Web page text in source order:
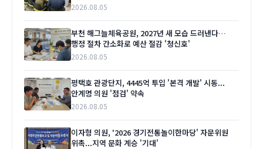
2026.08.05
부천 해그늘체육공원, 2027년 새 모습 드러낸다…
행정 절차 간소화로 예산 절감 '청신호'
2026.08.05
평택호 관광단지, 4445억 투입 '본격 개발' 시동...
안계명 의원 '점검' 약속
2026.08.05
이자형 의원, '2026 경기전통놀이한마당' 자문위원
위촉...지역 문화 계승 '기대'